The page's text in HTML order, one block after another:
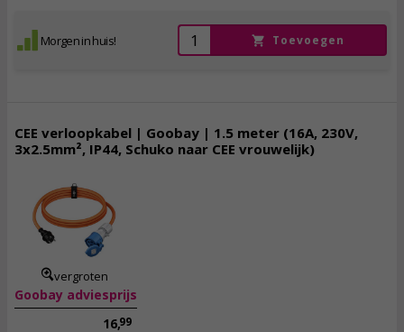
Morgen in huis! Toevoegen
CEE verloopkabel | Goobay | 1.5 meter (16A, 230V,
3x2.5mm², IP44, Schuko naar CEE vrouwelijk)
vergroten
Goobay adviesprijs
16,99